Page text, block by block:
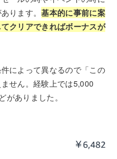
ります。基本的に事前に案
クリアできればボーナスが
によって異なるので「この
せん。経験上では5,000
がありました。